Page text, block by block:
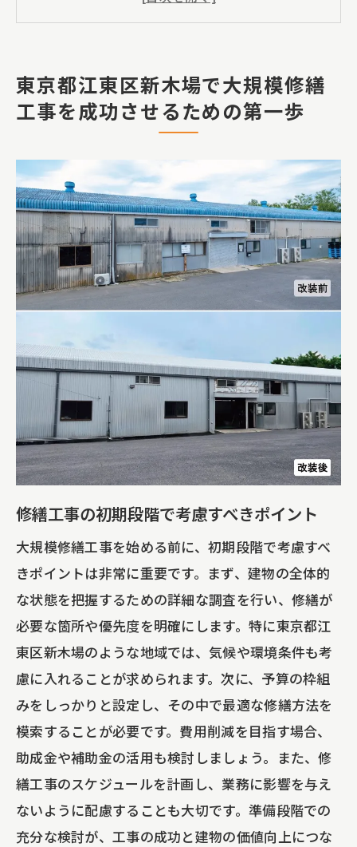
計画的なリサーチで見つける最適な解決
修繕工事の目的を明確にする重要性
東京都江東区の特性を考慮した施工計画
資材選定で後悔しないためのコツ
大規模修繕工事の事前準備で成功を掴む
工場や倉庫の外壁塗装で雨漏りを防ぐ効果的
な方法
外壁塗装が雨漏り防止に効果的な理由
適切な塗料の選び方とその効果
施工前に確認すべき外壁の状態
雨漏りリスクを減らす外壁メンテナンス
外壁塗装の長期的な効果を最大化する方
法
大規模修繕工事における費用削減のための助
成金活用法
助成金を利用するための基本ステップ
東京都江東区で利用可能な主要助成金
申請手続きの流れと必要書類の準備
助成金のメリットとデメリットを理解す
る
最大限の助成金を得るためのコツ
助成金活用で見逃しがちなポイント
評判の良い施工業者を選ぶ際に注意すべきポ
イント
信頼できる業者を選ぶためのリサーチ法
施工業者の過去実績をどう見るか
施工業者とのコミュニケーションの重要
東京都江東区新木場で大規模修繕
工事を成功させるための第一歩
修繕工事の初期段階で考慮すべきポイント
大規模修繕工事を始める前に、初期段階で考慮すべ
きポイントは非常に重要です。まず、建物の全体的
な状態を把握するための詳細な調査を行い、修繕が
必要な箇所や優先度を明確にします。特に東京都江
東区新木場のような地域では、気候や環境条件も考
慮に入れることが求められます。次に、予算の枠組
みをしっかりと設定し、その中で最適な修繕方法を
模索することが必要です。費用削減を目指す場合、
助成金や補助金の活用も検討しましょう。また、修
繕工事のスケジュールを計画し、業務に影響を与え
ないように配慮することも大切です。準備段階での
充分な検討が、工事の成功と建物の価値向上につな